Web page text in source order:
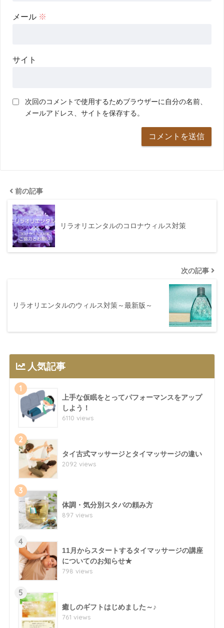
メール ※
サイト
次回のコメントで使用するためブラウザーに自分の名前、
メールアドレス、サイトを保存する。
前の記事
リラオリエンタルのコロナウィルス対策
次の記事
リラオリエンタルのウィルス対策～最新版～
人気記事
1
上手な仮眠をとってパフォーマンスをアップ
しよう！
6110 views
2
タイ古式マッサージとタイマッサージの違い
2092 views
3
体調・気分別スタバの頼み方
897 views
4
11月からスタートするタイマッサージの講座
についてのお知らせ★
798 views
5
癒しのギフトはじめました～♪
761 views